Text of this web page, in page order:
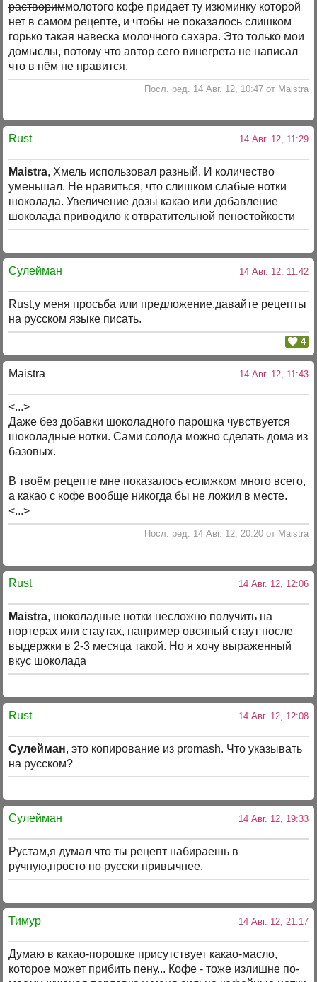
раствориммолотого кофе придает ту изюминку которой
нет в самом рецепте, и чтобы не показалось слишком
горько такая навеска молочного сахара. Это только мои
домыслы, потому что автор сего винегрета не написал
что в нём не нравится.
Посл. ред. 14 Авг. 12, 10:47 от Maistra
Rust 14 Авг. 12, 11:29
Maistra, Хмель использовал разный. И количество
уменьшал. Не нравиться, что слишком слабые нотки
шоколада. Увеличение дозы какао или добавление
шоколада приводило к отвратительной пеностойкости
Сулейман 14 Авг. 12, 11:42
Rust,у меня просьба или предложение,давайте рецепты
на русском языке писать.
4
Maistra 14 Авг. 12, 11:43
<...>
Даже без добавки шоколадного парошка чувствуется
шоколадные нотки. Сами солода можно сделать дома из
базовых.
В твоём рецепте мне показалось еслижком много всего,
а какао с кофе вообще никогда бы не ложил в месте.
<...>
Посл. ред. 14 Авг. 12, 20:20 от Maistra
Rust 14 Авг. 12, 12:06
Maistra, шоколадные нотки несложно получить на
портерах или стаутах, например овсяный стаут после
выдержки в 2-3 месяца такой. Но я хочу выраженный
вкус шоколада
Rust 14 Авг. 12, 12:08
Сулейман, это копирование из promash. Что указывать
на русском?
Сулейман 14 Авг. 12, 19:33
Рустам,я думал что ты рецепт набираешь в
ручную,просто по русски привычнее.
Тимур 14 Авг. 12, 21:17
Думаю в какао-порошке присутствует какао-масло,
которое может прибить пену... Кофе - тоже излишне по-